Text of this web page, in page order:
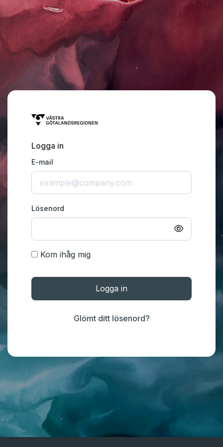
Logga in
E-mail
Lösenord
Kom ihåg mig
Logga in
Glömt ditt lösenord?